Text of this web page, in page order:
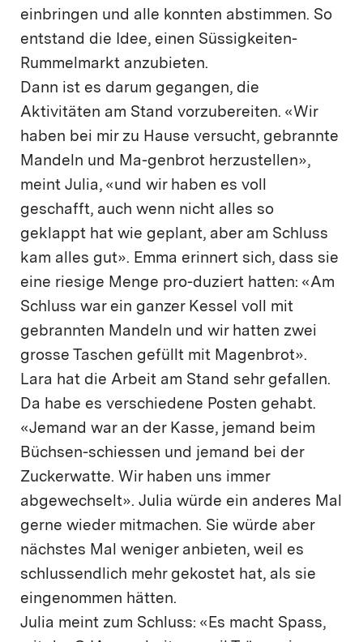
einbringen und alle konnten abstimmen. So
entstand die Idee, einen Süssigkeiten-
Rummelmarkt anzubieten.
Dann ist es darum gegangen, die
Aktivitäten am Stand vorzubereiten. «Wir
haben bei mir zu Hause versucht, gebrannte
Mandeln und Ma-genbrot herzustellen»,
meint Julia, «und wir haben es voll
geschafft, auch wenn nicht alles so
geklappt hat wie geplant, aber am Schluss
kam alles gut». Emma erinnert sich, dass sie
eine riesige Menge pro-duziert hatten: «Am
Schluss war ein ganzer Kessel voll mit
gebrannten Mandeln und wir hatten zwei
grosse Taschen gefüllt mit Magenbrot».
Lara hat die Arbeit am Stand sehr gefallen.
Da habe es verschiedene Posten gehabt.
«Jemand war an der Kasse, jemand beim
Büchsen-schiessen und jemand bei der
Zuckerwatte. Wir haben uns immer
abgewechselt». Julia würde ein anderes Mal
gerne wieder mitmachen. Sie würde aber
nächstes Mal weniger anbieten, weil es
schlussendlich mehr gekostet hat, als sie
eingenommen hätten.
Julia meint zum Schluss: «Es macht Spass,